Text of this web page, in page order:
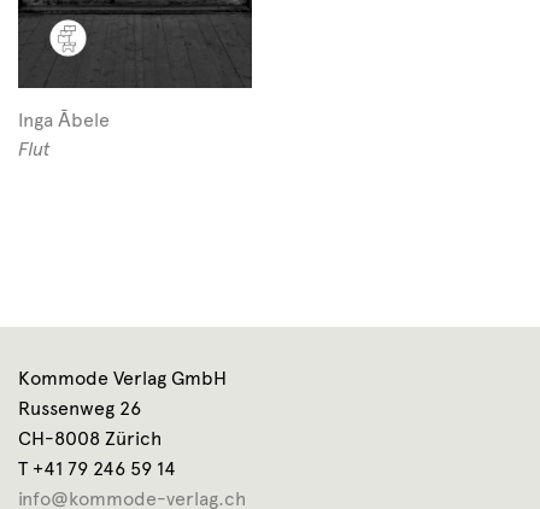
Inga Ābele
Flut
Kommode Verlag GmbH
Russenweg 26
CH-8008 Zürich
T +41 79 246 59 14
info@kommode-verlag.ch